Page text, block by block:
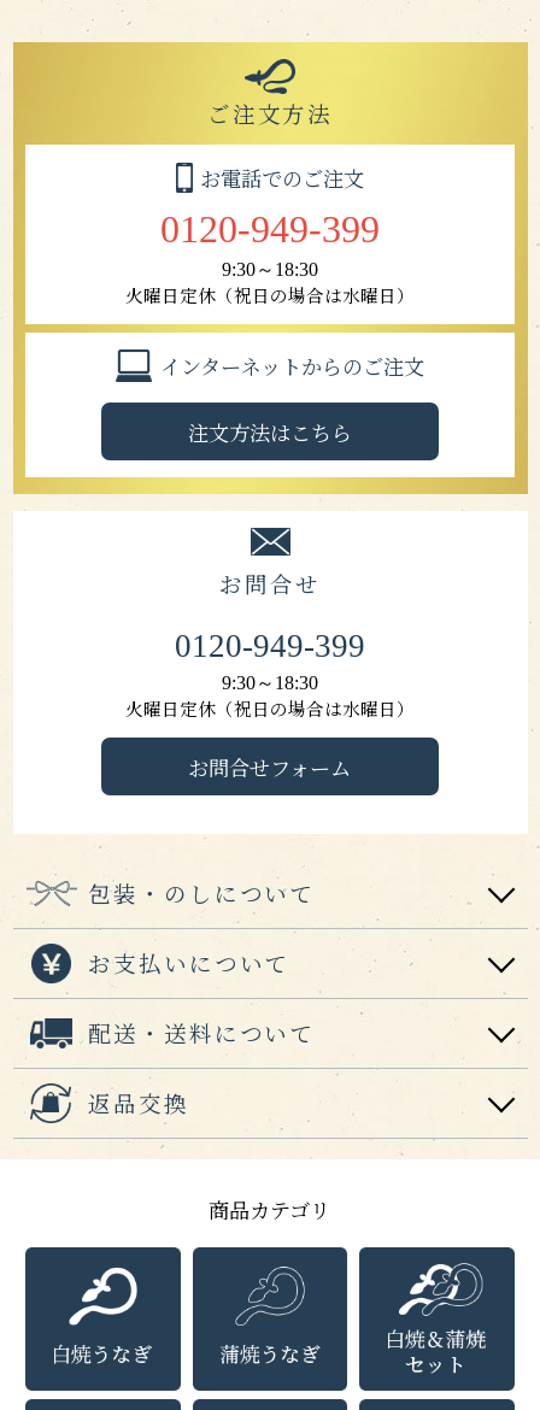
ご注文方法
お電話でのご注文
0120-949-399
9:30～18:30
火曜日定休（祝日の場合は水曜日）
インターネットからのご注文
注文方法はこちら
お問合せ
0120-949-399
9:30～18:30
火曜日定休（祝日の場合は水曜日）
お問合せフォーム
包装・のしについて
お支払いについて
配送・送料について
返品交換
商品カテゴリ